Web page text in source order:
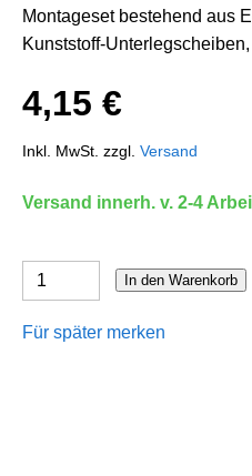
Montageset bestehend aus
Kunststoff-
4,15 €
Inkl. MwSt. zzgl. Versand
Versand innerh. v. 2-4
In den Warenkorb
Für später merken